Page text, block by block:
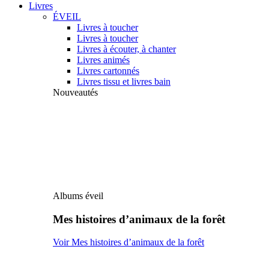
Livres
ÉVEIL
Livres à toucher
Livres à toucher
Livres à écouter, à chanter
Livres animés
Livres cartonnés
Livres tissu et livres bain
Nouveautés
Albums éveil
Mes histoires d’animaux de la forêt
Voir Mes histoires d’animaux de la forêt